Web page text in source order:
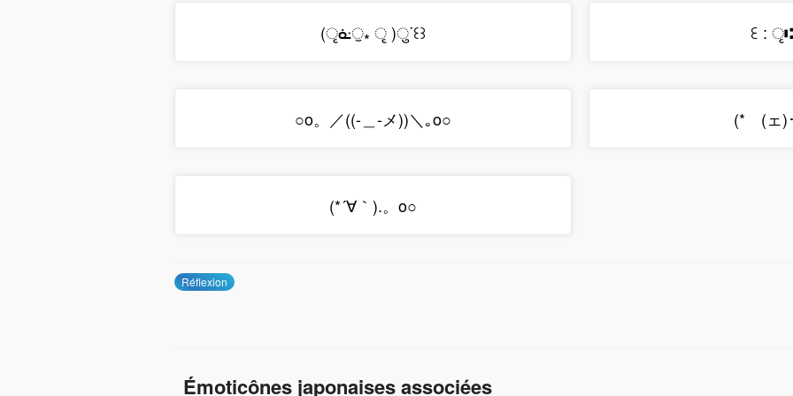
(ृᓎੁ⁎ ृ )ुᐝ꒰꒱ ꏂ :
○o。／((-＿-メ))＼｡o○ (*ゝ(ェ)
(*´∀｀).。o○
Réflexion
Émoticônes japonaises associées